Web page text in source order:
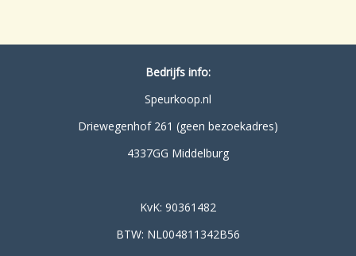
Bedrijfs info:
Speurkoop.nl
Driewegenhof 261 (geen bezoekadres)
4337GG Middelburg
KvK: 90361482
BTW: NL004811342B56